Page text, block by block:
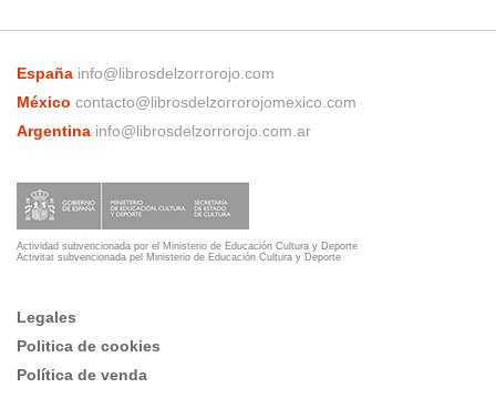
España info@librosdelzorrorojo.com
México contacto@librosdelzorrorojomexico.com
Argentina info@librosdelzorrorojo.com.ar
Actividad subvencionada por el Ministerio de Educación Cultura y Deporte
Activitat subvencionada pel Ministerio de Educación Cultura y Deporte
Legales
Politica de cookies
Política de venda